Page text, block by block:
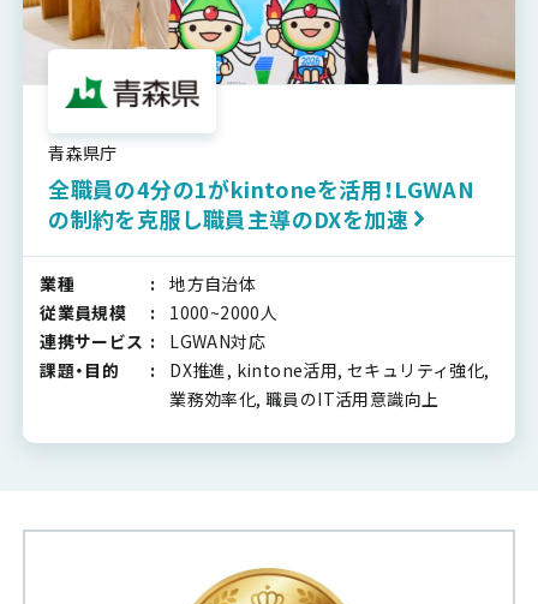
青森県庁
全職員の4分の1がkintoneを活用！LGWAN
の制約を克服し職員主導のDXを加速
業種
地方自治体
従業員規模
1000~2000人
連携サービス
LGWAN対応
課題・目的
DX推進, kintone活用, セキュリティ強化,
業務効率化, 職員のIT活用意識向上